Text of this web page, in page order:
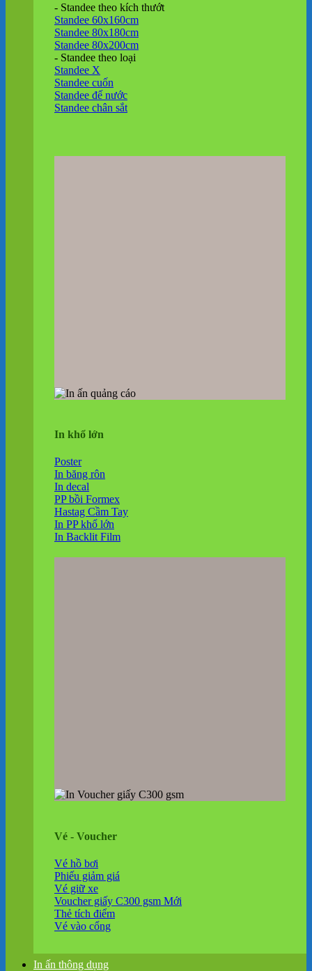
- Standee theo kích thướt
Standee 60x160cm
Standee 80x180cm
Standee 80x200cm
- Standee theo loại
Standee X
Standee cuốn
Standee đế nước
Standee chân sắt
In khổ lớn
Poster
In băng rôn
In decal
PP bồi Formex
Hastag Cầm Tay
In PP khổ lớn
In Backlit Film
Vé - Voucher
Vé hồ bơi
Phiếu giảm giá
Vé giữ xe
Voucher giấy C300 gsm
Thẻ tích điểm
Vé vào cổng
In ấn thông dụng